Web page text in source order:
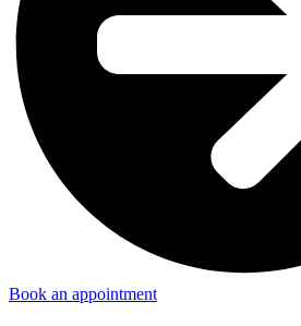
Book an appointment